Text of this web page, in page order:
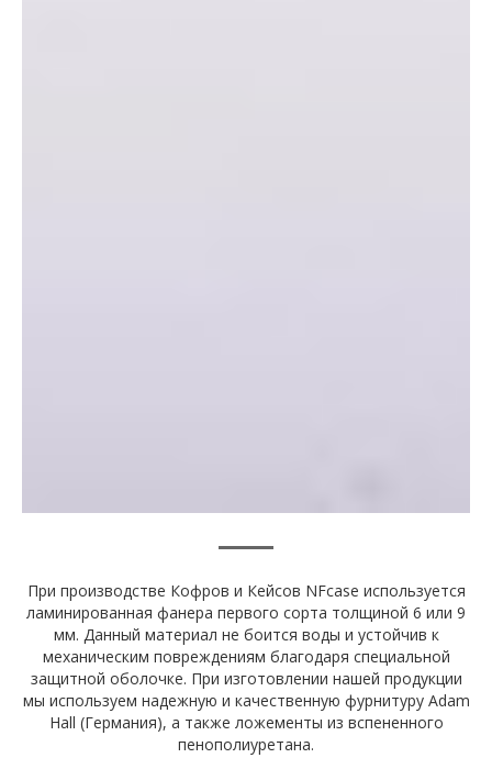
При производстве Кофров и Кейсов NFcase используется
ламинированная фанера первого сорта толщиной 6 или 9
мм. Данный материал не боится воды и устойчив к
механическим повреждениям благодаря специальной
защитной оболочке. При изготовлении нашей продукции
мы используем надежную и качественную фурнитуру Adam
Hall (Германия), а также ложементы из вспененного
пенополиуретана.